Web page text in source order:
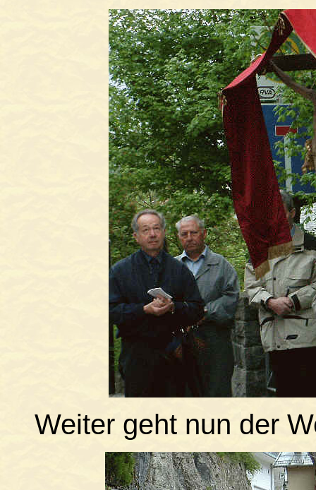
Weiter geht nun der